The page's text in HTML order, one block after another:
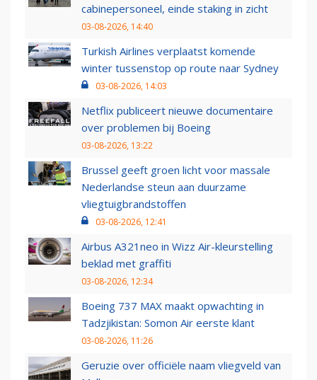
cabinepersoneel, einde staking in zicht
03-08-2026, 14:40
Turkish Airlines verplaatst komende
winter tussenstop op route naar Sydney
03-08-2026, 14:03
Netflix publiceert nieuwe documentaire
over problemen bij Boeing
03-08-2026, 13:22
Brussel geeft groen licht voor massale
Nederlandse steun aan duurzame
vliegtuigbrandstoffen
03-08-2026, 12:41
Airbus A321neo in Wizz Air-kleurstelling
beklad met graffiti
03-08-2026, 12:34
Boeing 737 MAX maakt opwachting in
Tadzjikistan: Somon Air eerste klant
03-08-2026, 11:26
Geruzie over officiële naam vliegveld van